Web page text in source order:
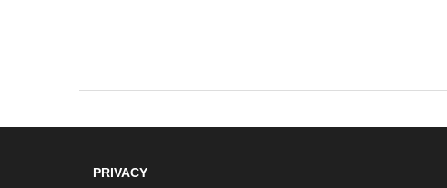
PRIVACY